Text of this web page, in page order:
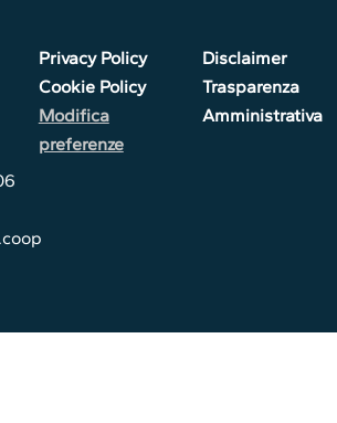
Privacy Policy
Cookie Policy
Modifica
preferenze
Disclaimer
Trasparenza
Amministrativa